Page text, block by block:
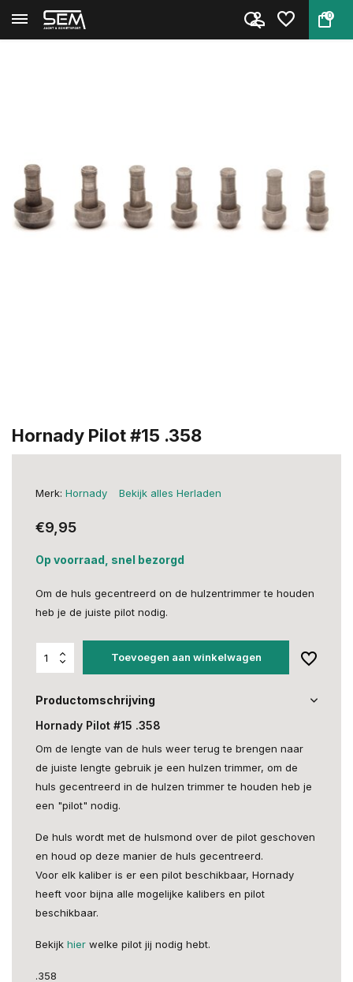
0
Terug Home
Hornady Pilot #15 .358
Merk: Hornady Bekijk alles Herladen
€9,95
Op voorraad, snel bezorgd
Om de huls gecentreerd on de hulzentrimmer te houden
heb je de juiste pilot nodig.
Toevoegen aan winkelwagen
Productomschrijving
Hornady Pilot #15 .358
Om de lengte van de huls weer terug te brengen naar
de juiste lengte gebruik je een hulzen trimmer, om de
huls gecentreerd in de hulzen trimmer te houden heb je
een "pilot" nodig.
De huls wordt met de hulsmond over de pilot geschoven
en houd op deze manier de huls gecentreerd.
Voor elk kaliber is er een pilot beschikbaar, Hornady
heeft voor bijna alle mogelijke kalibers en pilot
beschikbaar.
Bekijk hier welke pilot jij nodig hebt.
.358